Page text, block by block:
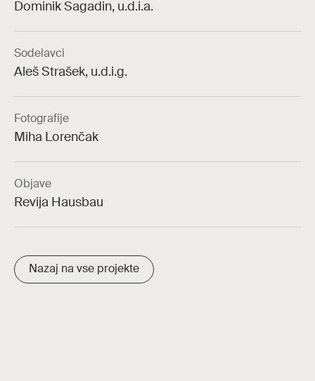
Dominik Sagadin, u.d.i.a.
Sodelavci
Aleš Strašek, u.d.i.g.
Fotografije
Miha Lorenčak
Objave
Revija Hausbau
Nazaj na vse projekte